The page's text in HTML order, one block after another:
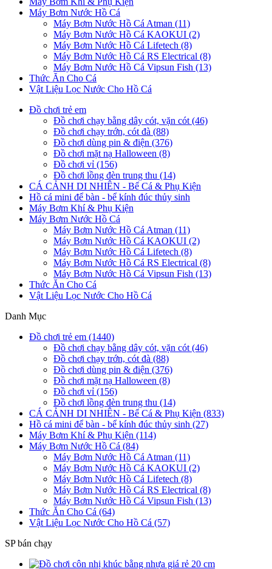
Máy Bơm Nước Hồ Cá
Máy Bơm Nước Hồ Cá Atman (11)
Máy Bơm Nước Hồ Cá KAOKUI (2)
Máy Bơm Nước Hồ Cá Lifetech (8)
Máy Bơm Nước Hồ Cá RS Electrical (8)
Máy Bơm Nước Hồ Cá Vipsun Fish (13)
Thức Ăn Cho Cá
Vật Liệu Lọc Nước Cho Hồ Cá
Đồ chơi trẻ em
Đồ chơi chạy bằng dây cót, vặn cót (46)
Đồ chơi chạy trớn, cót đà (88)
Đồ chơi dùng pin & điện (376)
Đồ chơi mặt nạ Halloween (8)
Đồ chơi vỉ (156)
Đồ chơi lồng đèn trung thu (14)
CÁ CẢNH DI NHIÊN - Bể Cá & Phụ Kiện
Hồ cá mini để bàn - bể kính đúc thủy sinh
Máy Bơm Khí & Phụ Kiện
Máy Bơm Nước Hồ Cá
Máy Bơm Nước Hồ Cá Atman (11)
Máy Bơm Nước Hồ Cá KAOKUI (2)
Máy Bơm Nước Hồ Cá Lifetech (8)
Máy Bơm Nước Hồ Cá RS Electrical (8)
Máy Bơm Nước Hồ Cá Vipsun Fish (13)
Thức Ăn Cho Cá
Vật Liệu Lọc Nước Cho Hồ Cá
Danh Mục
Đồ chơi trẻ em (1440)
Đồ chơi chạy bằng dây cót, vặn cót (46)
Đồ chơi chạy trớn, cót đà (88)
Đồ chơi dùng pin & điện (376)
Đồ chơi mặt nạ Halloween (8)
Đồ chơi vỉ (156)
Đồ chơi lồng đèn trung thu (14)
CÁ CẢNH DI NHIÊN - Bể Cá & Phụ Kiện (833)
Hồ cá mini để bàn - bể kính đúc thủy sinh (27)
Máy Bơm Khí & Phụ Kiện (114)
Máy Bơm Nước Hồ Cá (84)
Máy Bơm Nước Hồ Cá Atman (11)
Máy Bơm Nước Hồ Cá KAOKUI (2)
Máy Bơm Nước Hồ Cá Lifetech (8)
Máy Bơm Nước Hồ Cá RS Electrical (8)
Máy Bơm Nước Hồ Cá Vipsun Fish (13)
Thức Ăn Cho Cá (64)
Vật Liệu Lọc Nước Cho Hồ Cá (57)
SP bán chạy